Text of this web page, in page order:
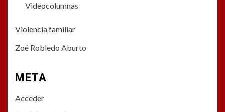
Videocolumnas
Violencia familiar
Zoé Robledo Aburto
META
Acceder